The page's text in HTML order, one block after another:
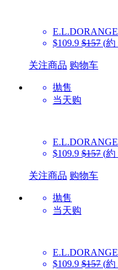
$109.9 $157 (約
关注商品 购物车
抛售
当天购
$109.9 $157 (約
关注商品 购物车
抛售
当天购
$109.9 $157 (約